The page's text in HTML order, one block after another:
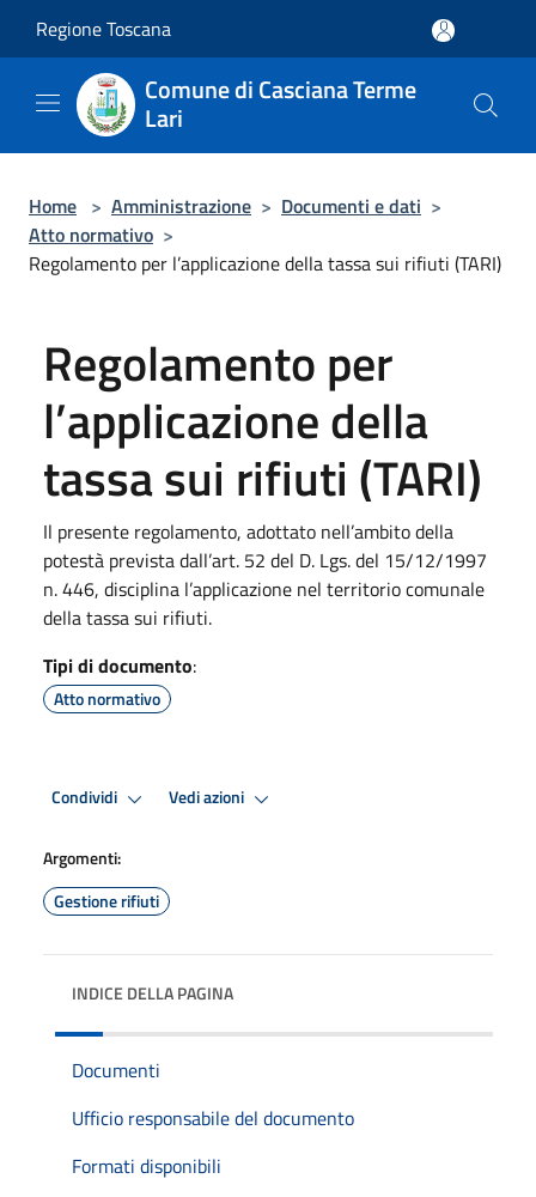
Regione Toscana
Comune di Casciana Terme
Lari
Home > Amministrazione > Documenti e dati >
Atto normativo >
Regolamento per l’applicazione della tassa sui rifiuti (TARI)
Regolamento per
l’applicazione della
tassa sui rifiuti (TARI)
Il presente regolamento, adottato nell’ambito della
potestà prevista dall’art. 52 del D. Lgs. del 15/12/1997
n. 446, disciplina l’applicazione nel territorio comunale
della tassa sui rifiuti.
Tipi di documento:
Atto normativo
Condividi Vedi azioni
Argomenti:
Gestione rifiuti
INDICE DELLA PAGINA
Documenti
Ufficio responsabile del documento
Formati disponibili